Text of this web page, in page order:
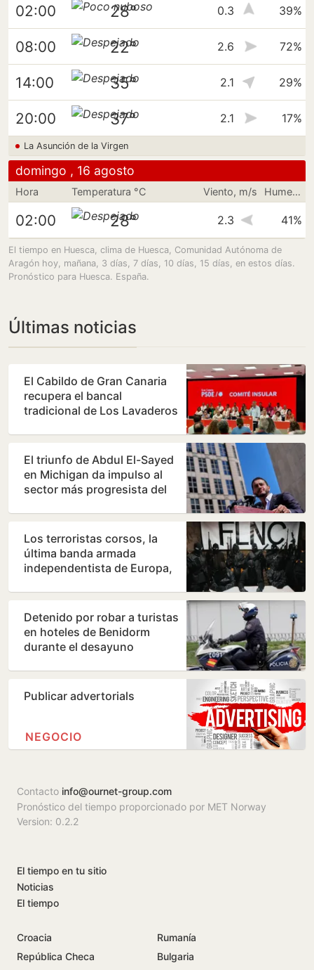
02:00 28° 0.3 39%
08:00 22° 2.6 72%
14:00 35° 2.1 29%
20:00 37° 2.1 17%
La Asunción de la Virgen
domingo , 16 agosto
Hora Temperatura °C Viento, m/s Humedad
02:00 28° 2.3 41%
El tiempo en Huesca, clima de Huesca, Comunidad Autónoma de
Aragón hoy, mañana, 3 días, 7 días, 10 días, 15 días, en estos días.
Pronóstico para Huesca. España.
Últimas noticias
El Cabildo de Gran Canaria
recupera el bancal
tradicional de Los Lavaderos
El triunfo de Abdul El-Sayed
en Michigan da impulso al
sector más progresista del
Los terroristas corsos, la
última banda armada
independentista de Europa,
Detenido por robar a turistas
en hoteles de Benidorm
durante el desayuno
Publicar advertorials
NEGOCIO
Contacto info@ournet-group.com
Pronóstico del tiempo proporcionado por MET Norway
Version: 0.2.2
El tiempo en tu sitio
Noticias
El tiempo
Croacia
Rumanía
República Checa
Bulgaria